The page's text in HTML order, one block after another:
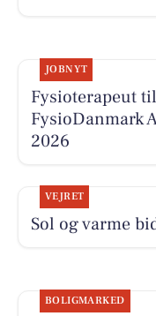
JOBNYT
Fysioterapeut
FysioDanmark
2026
VEJRET
Sol og varme
BOLIGMARKED